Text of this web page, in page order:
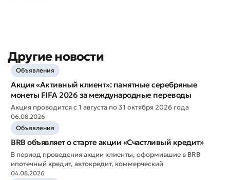
Оцените качество обслуживания
Оставить обращение
Другие новости
Объявления
Акция «Активный клиент»: памятные серебряные
монеты FIFA 2026 за международные переводы
Акция проводится с 1 августа по 31 октября 2026 года
06.08.2026
Объявления
BRB объявляет о старте акции «Счастливый кредит»
В период проведения акции клиенты, оформившие в BRB
ипотечный кредит, автокредит, коммерческий
04.08.2026